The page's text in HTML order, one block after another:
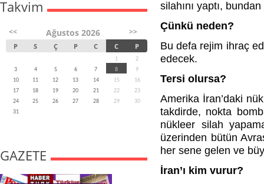
Takvim
<< Ağustos 2026 >>
P S Ç P C C P
1
2
3
4 5 6 7 8
9
10
11 12 13 14 15
16
17
18 19 20 21 22
23
24
25 26 27 28 29
30
31
GAZETE
silahını yaptı,
Çünkü neden?
Bu defa rejim ihraç
edecek.
Tersi olursa?
Amerika İran’daki
takdirde, nokta
nükleer silah
üzerinden bütün
her sene gelen ve
İran’ı kim vurur?